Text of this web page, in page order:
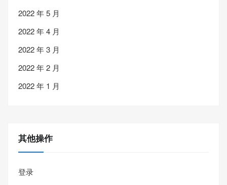
2022 年 5 月
2022 年 4 月
2022 年 3 月
2022 年 2 月
2022 年 1 月
其他操作
登录